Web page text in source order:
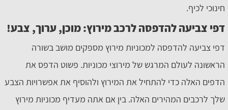
חינוכי לכיף.
דפי צביעה להדפסה לרכב מירוץ: מוכן, ערוך, צבע!
דפי צביעה להדפסה למכוניות מירוץ מספקים מושב בשורה
הראשונה לעולם המרגש של מירוצי מכוניות. פשוט הדפס את
הדפים האלה כדי להתחיל את המירוץ ולהוסיף את אפשרויות הצבע
שלך לרכבים המהירים האלה. בין אם אתה מעדיף מכוניות מירוץ